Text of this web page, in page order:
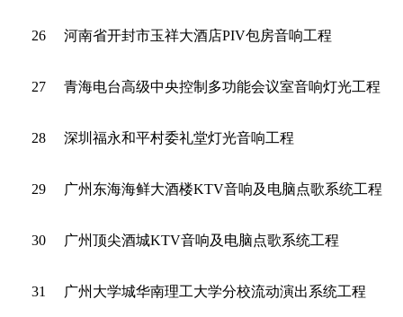
26 河南省开封市玉祥大酒店PIV包房音响工程
27 青海电台高级中央控制多功能会议室音响灯光工程
28 深圳福永和平村委礼堂灯光音响工程
29 广州东海海鲜大酒楼KTV音响及电脑点歌系统工程
30 广州顶尖酒城KTV音响及电脑点歌系统工程
31 广州大学城华南理工大学分校流动演出系统工程